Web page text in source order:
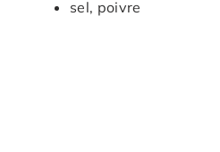
sel, poivre